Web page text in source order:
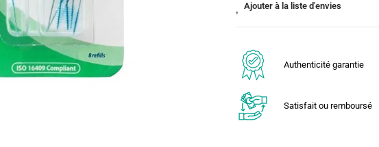
Ajouter à la liste d'envies
Authenticité garantie
Satisfait ou remboursé